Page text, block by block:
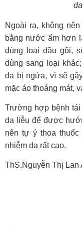
Ngoài ra, không
bằng nước ấm hơn
dùng loại dầu gội,
dùng sang loại
da bị ngứa, vì sẽ
mặc áo thoáng mát,
Trường hợp bệnh tái
da liễu để được
nên tự ý thoa
nhiễm da rất cao.
ThS.Nguyễn Thị Lan